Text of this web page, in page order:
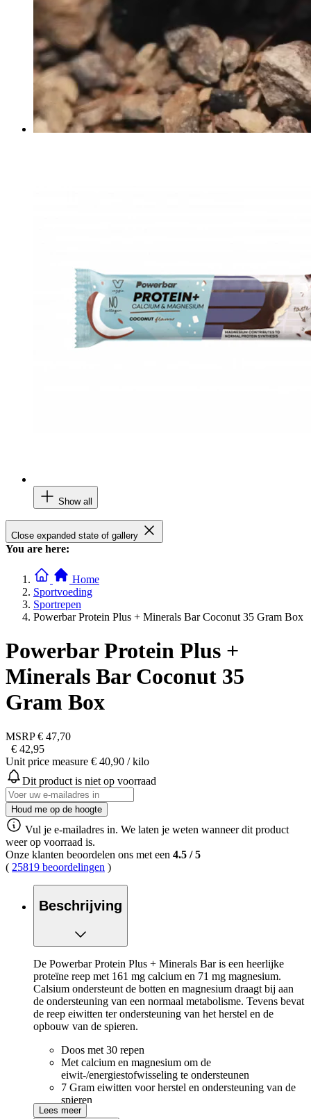
Show all
Close expanded state of gallery
You are here:
Home
Sportvoeding
Sportrepen
Powerbar Protein Plus + Minerals Bar Coconut 35 Gram Box
Powerbar Protein Plus +
Minerals Bar Coconut 35
Gram Box
MSRP € 47,70
€ 42,95
Unit price measure € 40,90 / kilo
Dit product is niet op voorraad
Houd me op de hoogte
Vul je e-mailadres in. We laten je weten wanneer dit product
weer op voorraad is.
Onze klanten beoordelen ons met een 4.5 /5
( 25819 beoordelingen )
Beschrijving
De Powerbar Protein Plus + Minerals Bar is een heerlijke
proteïne reep met 161 mg calcium en 71 mg magnesium.
Calsium ondersteunt de botten en magnesium draagt bij aan
de ondersteuning van een normaal metabolisme. Tevens bevat
de reep eiwitten ter ondersteuning van het herstel en de
opbouw van de spieren.
Doos met 30 repen
Met calcium en magnesium om de
eiwit-/energiestofwisseling te ondersteunen
7 Gram eiwitten voor herstel en ondersteuning van de
spieren
Consumeren ná de training
Lees meer